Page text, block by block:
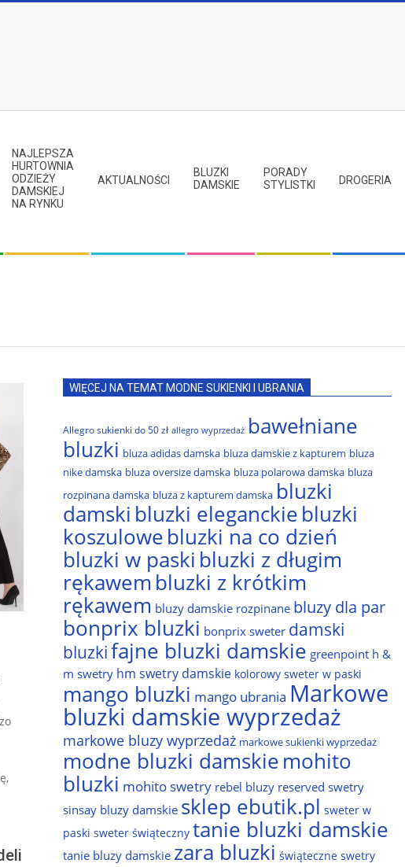
NAJLEPSZA
HURTOWNIA
ODZIEŻY
DAMSKIEJ
NA RYNKU
AKTUALNOŚCI
BLUZKI
DAMSKIE
PORADY
STYLISTKI
DROGERIA
WIĘCEJ NA TEMAT MODNE SUKIENKI I UBRANIA
Allegro sukienki do 50 zł allegro wyprzedaż bawełniane
bluzki bluza adidas damska bluza damskie z kapturem bluza
nike damska bluza oversize damska bluza polarowa damska bluza
rozpinana damska bluza z kapturem damska bluzki
damski bluzki eleganckie bluzki
koszulowe bluzki na co dzień
bluzki w paski bluzki z długim
rękawem bluzki z krótkim
rękawem bluzy damskie rozpinane bluzy dla par
bonprix bluzki bonprix sweter damski
bluzkifajne bluzki damskie greenpoint h &
m swetry hm swetry damskie kolorowy sweter w paski
mango bluzki mango ubrania Markowe
bluzki damskie wyprzedaż
markowe bluzy wyprzedaż markowe sukienki wyprzedaż
modne bluzki damskiemohito
bluzki mohito swetry rebel bluzy reserved swetry
sinsay bluzy damskie sklep ebutik.pl sweter w
paski sweter świąteczny tanie bluzki damskie
tanie bluzy damskie zara bluzki świąteczne swetry